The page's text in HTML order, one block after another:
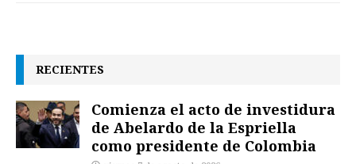
RECIENTES
Comienza el acto de investidura
de Abelardo de la Espriella
como presidente de Colombia